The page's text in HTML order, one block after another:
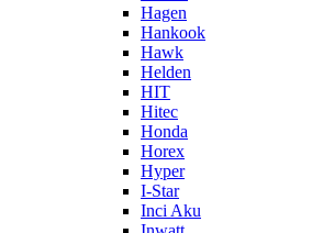
Hagen
Hankook
Hawk
Helden
HIT
Hitec
Honda
Horex
Hyper
I-Star
Inci Aku